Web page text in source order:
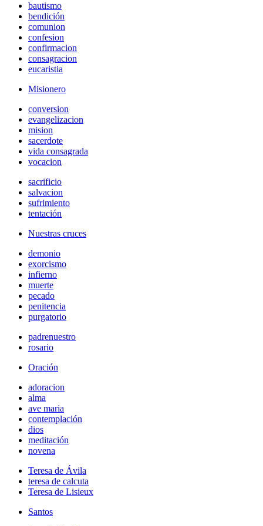
bautismo
bendición
comunion
confesion
confirmacion
consagracion
eucaristia
Misionero
conversion
evangelizacion
mision
sacerdote
vida consagrada
vocacion
sacrificio
salvacion
sufrimiento
tentación
Nuestras cruces
demonio
exorcismo
infierno
muerte
pecado
penitencia
purgatorio
padrenuestro
rosario
Oración
adoracion
alma
ave maria
contemplación
dios
meditación
novena
Teresa de Ávila
teresa de calcuta
Teresa de Lisieux
Santos